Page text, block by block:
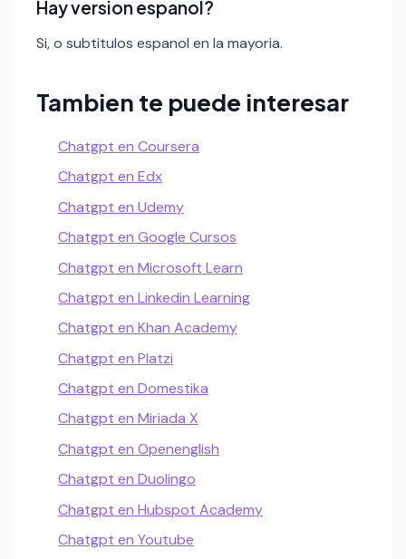
Hay version espanol?
Si, o subtitulos espanol en la mayoria.
Tambien te puede interesar
Chatgpt en Coursera
Chatgpt en Edx
Chatgpt en Udemy
Chatgpt en Google Cursos
Chatgpt en Microsoft Learn
Chatgpt en Linkedin Learning
Chatgpt en Khan Academy
Chatgpt en Platzi
Chatgpt en Domestika
Chatgpt en Miriada X
Chatgpt en Openenglish
Chatgpt en Duolingo
Chatgpt en Hubspot Academy
Chatgpt en Youtube